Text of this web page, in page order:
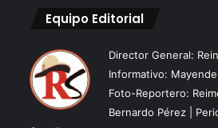
Equipo Editorial
Director General:
Informativo:
Foto-Reportero:
Bernardo Pérez |